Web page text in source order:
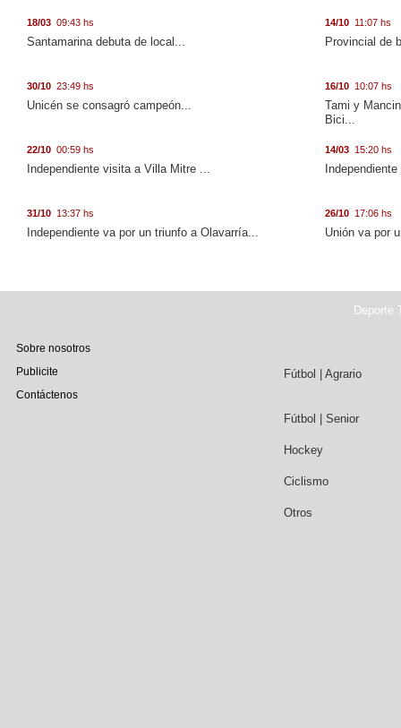
18/03 09:43 hs
Santamarina debuta de local...
14/10 11:07 hs
Provincial de
30/10 23:49 hs
Unicén se consagró campeón...
16/10 10:07 hs
Tami y
Bici...
22/10 00:59 hs
Independiente visita a Villa Mitre ...
14/03 15:20 hs
31/10 13:37 hs
Independiente va por un triunfo a Olavarría...
26/10 17:06 hs
Unión va por
Deporte
Sobre nosotros
Publicite
Contáctenos
Fútbol | Agrario
Fútbol | Senior
Hockey
Ciclismo
Otros